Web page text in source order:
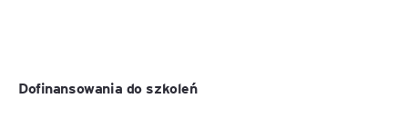
Dofinansowania do szkoleń